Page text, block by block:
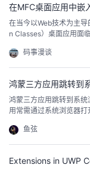
在MFC桌面应用中嵌
在当今以Web技术为主
n Classes）桌面应用面
的大型MFC应用既不现
内核成为了连接传统桌
码事漫谈
鸿蒙三方应用跳转到
鸿蒙三方应用跳转到系
用常需通过系统浏览器
方案，帮助开发者实现
意图框架（Intent）​​鸿蒙
鱼弦
Extensions in UWP